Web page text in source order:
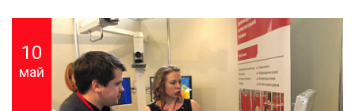
10
май